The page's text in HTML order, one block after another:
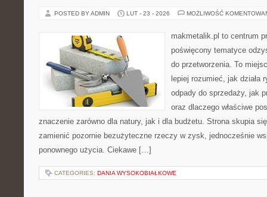
POSTED BY ADMIN LUT - 23 - 2026 MOŻLIWOŚĆ
makmetalik.pl to centrum
poświęcony tematyce
do przetworzenia. To
lepiej rozumieć, jak działa
odpady do sprzedaży, jak
oraz dlaczego właściwe
znaczenie zarówno dla natury, jak i dla budżetu. Strona skupia
zamienić pozornie bezużyteczne rzeczy w zysk, jednocześnie
ponownego użycia. Ciekawe […]
CATEGORIES: DANIA WYSOKOBIAŁKOWE